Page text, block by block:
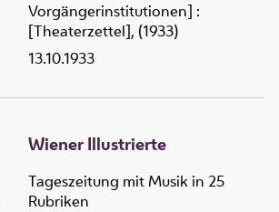
Vorgängerinstitutionen] :
[Theaterzettel], (1933)
13.10.1933
Wiener Illustrierte
Tageszeitung mit Musik in 25
Rubriken